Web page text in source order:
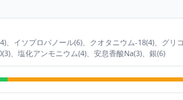
、イソプロパノール(6)、クオタニウム-18(4)、グ
、塩化アンモニウム(4)、安息香酸Na(3)、銀(6)